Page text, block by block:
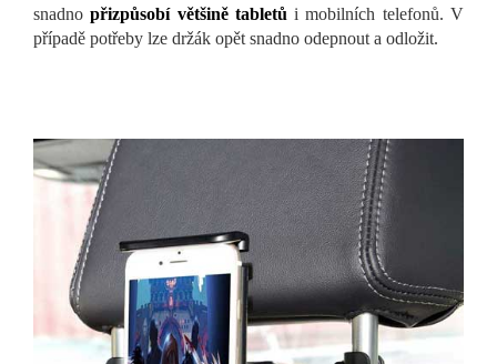
snadnopřizpůsobí většině tabletů i mobilních telefonů. V
případě potřeby lze držák opět snadno odepnout a odložit.